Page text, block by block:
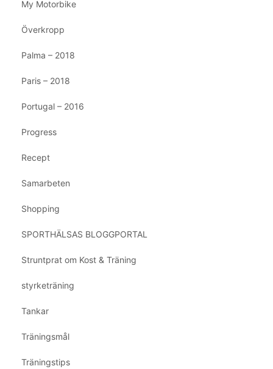
My Motorbike
Överkropp
Palma – 2018
Paris – 2018
Portugal – 2016
Progress
Recept
Samarbeten
Shopping
SPORTHÄLSAS BLOGGPORTAL
Struntprat om Kost & Träning
styrketräning
Tankar
Träningsmål
Träningstips